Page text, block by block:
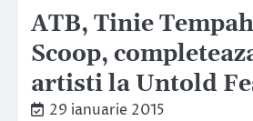
ATB, Tinie
Scoop,
artisti la Untold
29 ianuarie 2015